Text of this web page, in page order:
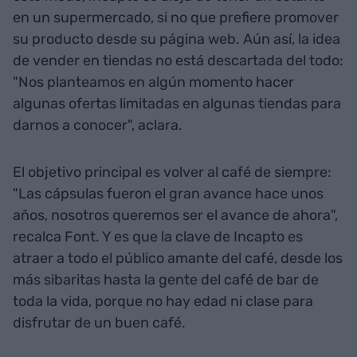
en un supermercado, si no que prefiere promover
su producto desde su página web. Aún así, la idea
de vender en tiendas no está descartada del todo:
"Nos planteamos en algún momento hacer
algunas ofertas limitadas en algunas tiendas para
darnos a conocer", aclara.
El objetivo principal es volver al café de siempre:
"Las cápsulas fueron el gran avance hace unos
años, nosotros queremos ser el avance de ahora",
recalca Font. Y es que la clave de Incapto es
atraer a todo el público amante del café, desde los
más sibaritas hasta la gente del café de bar de
toda la vida, porque no hay edad ni clase para
disfrutar de un buen café.